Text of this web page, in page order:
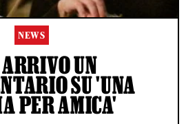
NEWS
UN
SU 'UNA
PER AMICA'